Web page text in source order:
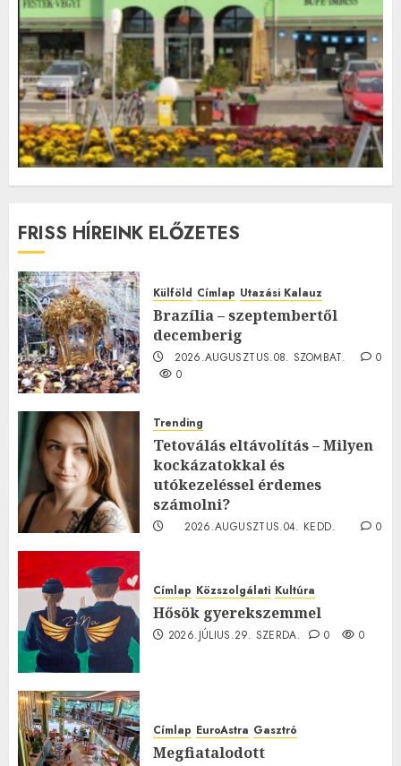
FRISS HÍREINK ELŐZETES
Külföld Címlap Utazási Kalauz
Brazília – szeptembertől
decemberig
2026.AUGUSZTUS.08. SZOMBAT.
0
0
Trending
Tetoválás eltávolítás – Milyen
kockázatokkal és
utókezeléssel érdemes
számolni?
2026.AUGUSZTUS.04. KEDD.
0
Címlap Közszolgálati Kultúra
Hősök gyerekszemmel
2026.JÚLIUS.29. SZERDA. 0 0
Címlap EuroAstra Gasztró
Megfiatalodott